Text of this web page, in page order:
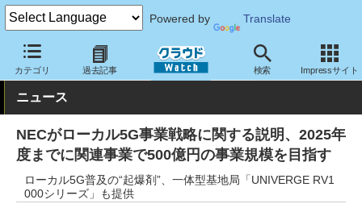
Powered by Translate
カテゴリ 過去記事 検索 Impressサイト
クラウド Watch トピック 事業戦略
ニュース
NECがローカル5G事業戦略に関する説明、2025年
度までに関連事業で500億円の事業規模を目指す
ローカル5G普及の“起爆剤”、一体型基地局「UNIVERGE RV1
000シリーズ」も提供